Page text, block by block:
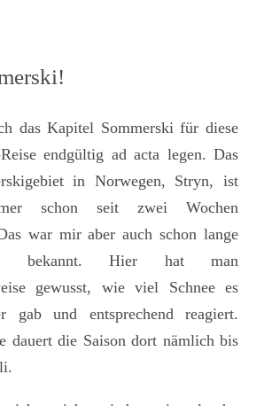
das Kapitel Sommerski für diese
endgültig ad acta legen. Das
in Norwegen, Stryn, ist
schon seit zwei Wochen
war mir aber auch schon lange
bekannt. Hier hat man
gewusst, wie viel Schnee es
gab und entsprechend reagiert.
dauert die Saison dort nämlich bis